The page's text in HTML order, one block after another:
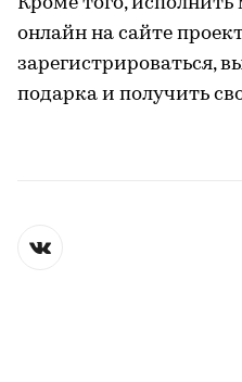
онлайн на сайте
зарегистрироваться,
подарка и получить